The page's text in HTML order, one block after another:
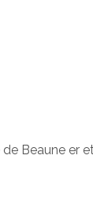
de Beaune